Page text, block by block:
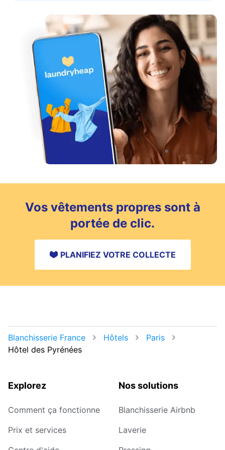
Vos vêtements propres sont à
portée de clic.
PLANIFIEZ VOTRE COLLECTE
Blanchisserie France Hôtels
Paris
Hôtel des Pyrénées
Explorez
Comment ça fonctionne
Prix et services
Nos solutions
Blanchisserie Airbnb
Laverie